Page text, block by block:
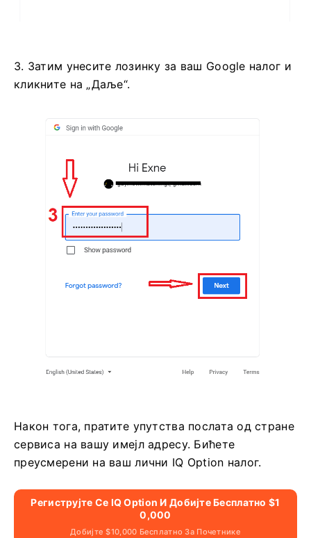
3. Затим унесите лозинку за ваш Google налог и
кликните на „Даље“.
Након тога, пратите упутства послата од стране
сервиса на вашу имејл адресу. Бићете
преусмерени на ваш лични IQ Option налог.
Региструјте Се IQ Option И Добијте Бесплатно $1
0,000
Добијте $10,000 Бесплатно За Почетнике